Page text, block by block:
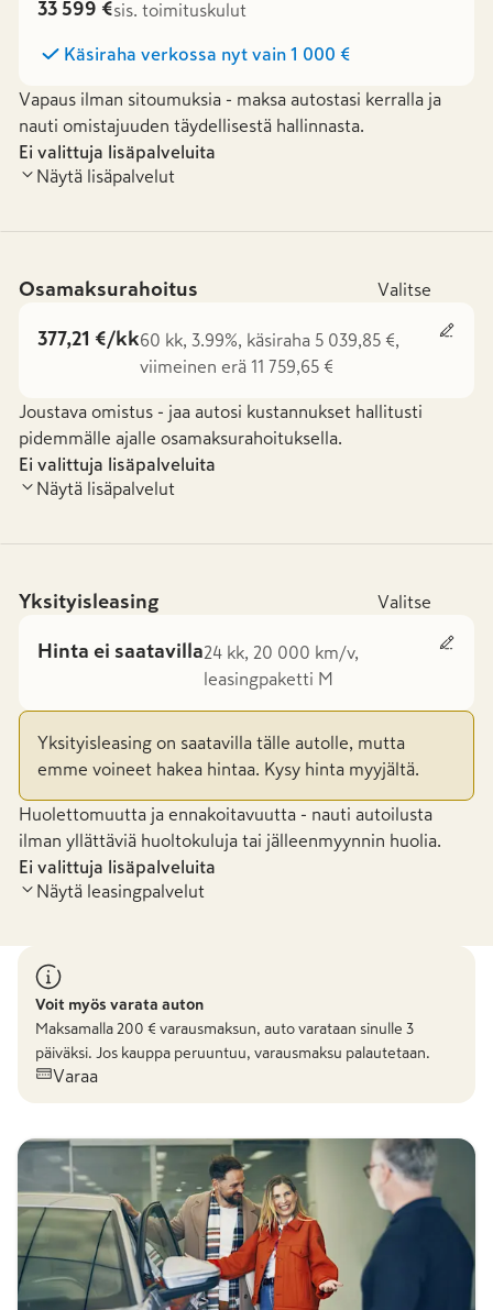
33 599 €sis. toimituskulut
Käsiraha verkossa nyt vain 1 000 €
Vapaus ilman sitoumuksia - maksa autostasi kerralla ja
nauti omistajuuden täydellisestä hallinnasta.
Ei valittuja lisäpalveluita
Näytä lisäpalvelut
Osamaksurahoitus Valitse
377,21 €/kk60 kk, 3.99%, käsiraha 5 039,85 €,
viimeinen erä 11 759,65 €
Joustava omistus - jaa autosi kustannukset hallitusti
pidemmälle ajalle osamaksurahoituksella.
Ei valittuja lisäpalveluita
Näytä lisäpalvelut
Yksityisleasing Valitse
Hinta ei saatavilla24 kk, 20 000 km/v,
leasingpaketti M
Yksityisleasing on saatavilla tälle autolle, mutta
emme voineet hakea hintaa. Kysy hinta myyjältä.
Huolettomuutta ja ennakoitavuutta - nauti autoilusta
ilman yllättäviä huoltokuluja tai jälleenmyynnin huolia.
Ei valittuja lisäpalveluita
Näytä leasingpalvelut
Voit myös varata auton
Maksamalla 200 € varausmaksun, auto varataan sinulle 3
päiväksi. Jos kauppa peruuntuu, varausmaksu palautetaan.
Varaa